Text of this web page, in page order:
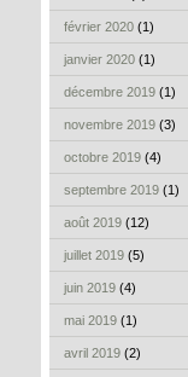
février 2020 (1)
janvier 2020 (1)
décembre 2019 (1)
novembre 2019 (3)
octobre 2019 (4)
septembre 2019 (1)
août 2019 (12)
juillet 2019 (5)
juin 2019 (4)
mai 2019 (1)
avril 2019 (2)